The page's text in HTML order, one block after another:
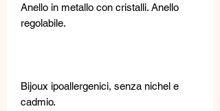
Anello in metallo con cristalli. Anello
regolabile.
Bijoux ipoallergenici, senza nichel e
cadmio.